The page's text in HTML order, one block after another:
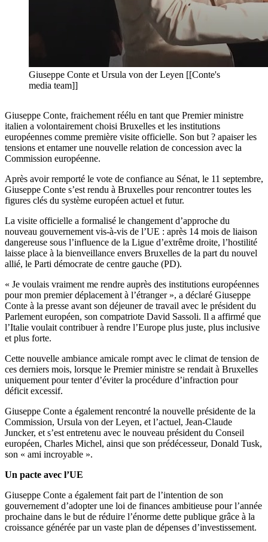
Giuseppe Conte et Ursula von der Leyen [[Conte's
media team]]
Giuseppe Conte, fraichement réélu en tant que Premier ministre
italien a volontairement choisi Bruxelles et les institutions
européennes comme première visite officielle. Son but ? apaiser les
tensions et entamer une nouvelle relation de concession avec la
Commission européenne.
Après avoir remporté le vote de confiance au Sénat, le 11 septembre,
Giuseppe Conte s’est rendu à Bruxelles pour rencontrer toutes les
figures clés du système européen actuel et futur.
La visite officielle a formalisé le changement d’approche du
nouveau gouvernement vis-à-vis de l’UE : après 14 mois de liaison
dangereuse sous l’influence de la Ligue d’extrême droite, l’hostilité
laisse place à la bienveillance envers Bruxelles de la part du nouvel
allié, le Parti démocrate de centre gauche (PD).
« Je voulais vraiment me rendre auprès des institutions européennes
pour mon premier déplacement à l’étranger », a déclaré Giuseppe
Conte à la presse avant son déjeuner de travail avec le président du
Parlement européen, son compatriote David Sassoli. Il a affirmé que
l’Italie voulait contribuer à rendre l’Europe plus juste, plus inclusive
et plus forte.
Cette nouvelle ambiance amicale rompt avec le climat de tension de
ces derniers mois, lorsque le Premier ministre se rendait à Bruxelles
uniquement pour tenter d’éviter la procédure d’infraction pour
déficit excessif.
Giuseppe Conte a également rencontré la nouvelle présidente de la
Commission, Ursula von der Leyen, et l’actuel, Jean-Claude
Juncker, et s’est entretenu avec le nouveau président du Conseil
européen, Charles Michel, ainsi que son prédécesseur, Donald Tusk,
son « ami incroyable ».
Un pacte avec l’UE
Giuseppe Conte a également fait part de l’intention de son
gouvernement d’adopter une loi de finances ambitieuse pour l’année
prochaine dans le but de réduire l’énorme dette publique grâce à la
croissance générée par un vaste plan de dépenses d’investissement.